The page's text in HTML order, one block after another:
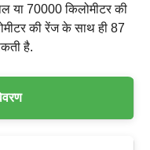
या 70000 किलोमीटर की
की रेंज के साथ ही 87
है.